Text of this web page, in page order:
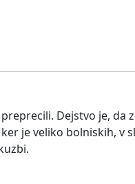
Dejstvo je, da
je veliko bolniskih, v